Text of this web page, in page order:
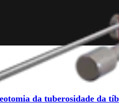
da tuberosidade da